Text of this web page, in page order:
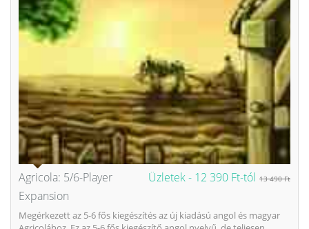
Üzletek - 12 390 Ft-tól 13 490 Ft
Agricola: 5/6-Player
Expansion
Megérkezett az 5-6 fős kiegészítés az új kiadású angol és magyar